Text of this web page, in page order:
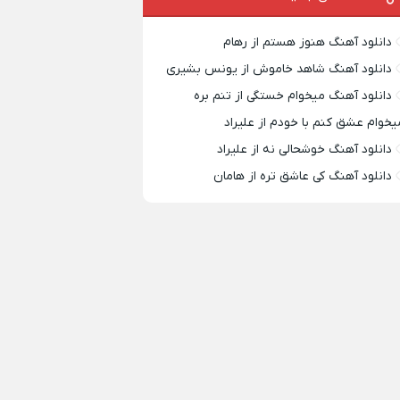
دانلود آهنگ هنوز هستم از رهام
دانلود آهنگ شاهد خاموش از یونس بشیری
دانلود آهنگ میخوام خستگی از تنم بره
عشق کنم با خودم از علیراد
دانلود آهنگ خوشحالی نه از علیراد
دانلود آهنگ کی عاشق تره از هامان